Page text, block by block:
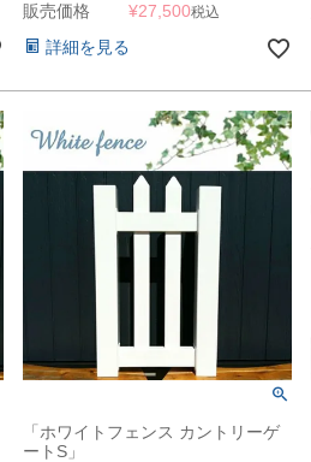
販売価格
¥27,500税込
詳細を見る
「ホワイトフェンス カントリーゲ
ートS」